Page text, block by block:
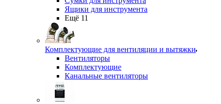
Ящики для инструмента
Ещё 11
Комплектующие для вентиляции и вытяжки
Вентиляторы
Комплектующие
Канальные вентиляторы